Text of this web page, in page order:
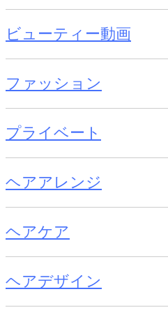
ビューティー動画
ファッション
プライベート
ヘアアレンジ
ヘアケア
ヘアデザイン